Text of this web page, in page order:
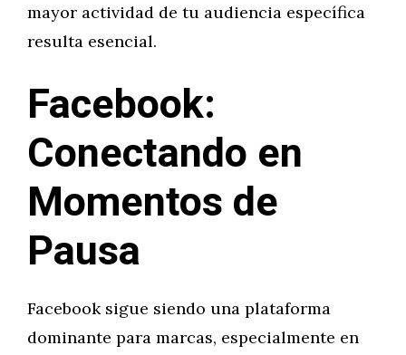
mayor actividad de tu audiencia específica
resulta esencial.
Facebook:
Conectando en
Momentos de
Pausa
Facebook sigue siendo una plataforma
dominante para marcas, especialmente en